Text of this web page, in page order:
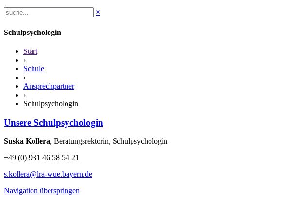
×
Schulpsychologin
Start
›
Schule
›
Ansprechpartner
›
Schulpsychologin
Unsere Schulpsychologin
Suska Kollera, Beratungsrektorin, Schulpsychologin
+49 (0) 931 46 58 54 21
s.kollera@lra-wue.bayern.de
Navigation überspringen